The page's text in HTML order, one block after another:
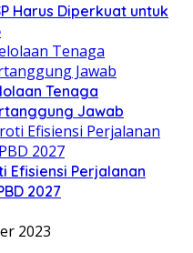
Harus Diperkuat untuk
Tenaga
Jawab
Efisiensi Perjalanan
2027
2023